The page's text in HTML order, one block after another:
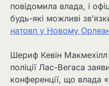
повідомила влада, і
будь-які можливі
натовп у Новому
Шериф Кевін Макмехілл
поліції Лас-Вегаса
конференції, що влада